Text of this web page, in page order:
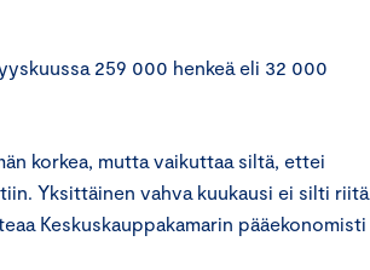
259 000 henkeä eli 32 000
korkea, mutta vaikuttaa siltä, ettei
Yksittäinen vahva kuukausi ei silti riitä
Keskuskauppakamarin pääekonomisti